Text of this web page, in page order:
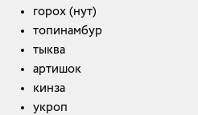
горох (нут)
топинамбур
тыква
артишок
кинза
укроп